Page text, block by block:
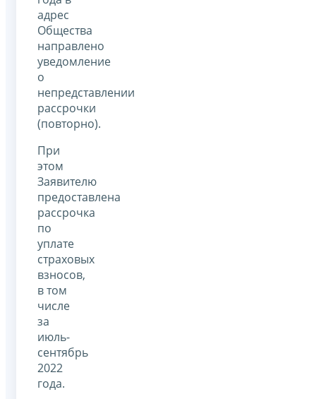
адрес
Общества
направлено
уведомление
о
непредставлении
рассрочки
(повторно).
При
этом
Заявителю
предоставлена
рассрочка
по
уплате
страховых
взносов,
в том
числе
за
июль-
сентябрь
2022
года.